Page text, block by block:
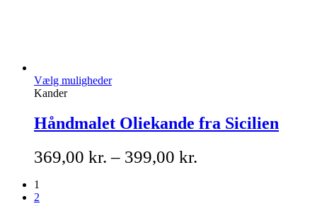
Vælg muligheder
Kander
Håndmalet Oliekande fra Sicilien
369,00 kr. – 399,00 kr.
1
2